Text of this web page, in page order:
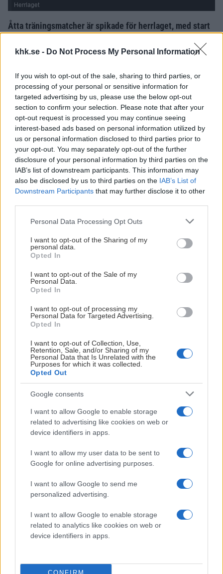
khk.se - Do Not Process My Personal Information
If you wish to opt-out of the sale, sharing to third parties, or
processing of your personal or sensitive information for
targeted advertising by us, please use the below opt-out
section to confirm your selection. Please note that after your
opt-out request is processed you may continue seeing
interest-based ads based on personal information utilized by
us or personal information disclosed to third parties prior to
your opt-out. You may separately opt-out of the further
disclosure of your personal information by third parties on the
IAB’s list of downstream participants. This information may
also be disclosed by us to third parties on the IAB’s List of
Downstream Participants that may further disclose it to other
Please note that this website/app uses one or more Google
not limited to your visit or usage behaviour. You may click to
grant or deny consent to Google and its third-party tags to
use your data for below specified purposes in below Google
consent section.
Personal Data Processing Opt Outs
I want to opt-out of the Sharing of my
personal data.
Opted In
I want to opt-out of the Sale of my
Personal Data.
Opted In
I want to opt-out of processing my
Personal Data for Targeted Advertising.
Opted In
I want to opt-out of Collection, Use,
Retention, Sale, and/or Sharing of my
Personal Data that Is Unrelated with the
Purposes for which it was collected.
Opted Out
Google consents
I want to allow Google to enable storage
related to advertising like cookies on web or
device identifiers in apps.
I want to allow my user data to be sent to
Google for online advertising purposes.
I want to allow Google to send me
personalized advertising.
I want to allow Google to enable storage
related to analytics like cookies on web or
device identifiers in apps.
CONFIRM
Herrlaget
Åtta träningsmatcher är spikade för herrlaget, med start
fem bortamatcher, Triangeldramat som iår går av stepeln i Mörrum
inkluderat. Matchandet påbörjas den 13 augusti på bortaplan mot
Nybro Vikings IF och avslutas på hemmaplan mot Tyringe SoSS
den 18 september.
Förändringar i spelschemat kan förekomma.
Datum/ tid Motståndare Spelplats
13 augusti, 18:00 Nybro Vikings IF Liljas Arena
18 augusti, 19:00 Kalmar HC Hatstore Arena
Rungsted Seier
Capital
Karlskrona
29 augusti, (Cup)
30 augusti, (Cup) Jössarinken
2 september,
Tyringe SoSS Tyrs Hov
10 september,
Mörrums GoIS IK
Karlskrona
18 september,
Tyringe SoSS
Information gällande biljetter till träningsmatcherna kommer
Har du ännu inte säkrat ditt säsongskort inför säsongen?
för att komma direkt till säsongskortsförsäljningen.